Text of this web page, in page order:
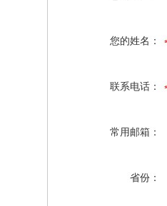
您的姓名：
联系电话：
常用邮箱：
省份：